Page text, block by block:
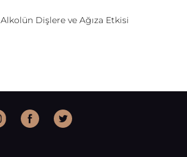
Alkolün Dişlere ve Ağıza Etkisi